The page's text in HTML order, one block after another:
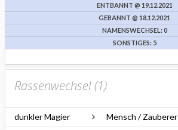
ENTBANNT @ 19.12.2021
GEBANNT @ 18.12.2021
NAMENSWECHSEL: 0
SONSTIGES: 5
Rassenwechsel (1)
dunkler Magier Mensch / Zauberer